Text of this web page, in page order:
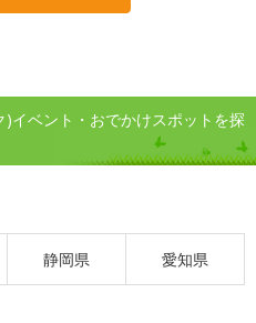
イベント・おでかけスポットを探
静岡県 愛知県